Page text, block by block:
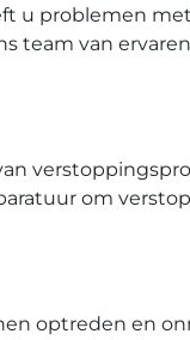
u problemen
team van
om
optreden en